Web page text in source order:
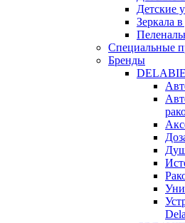
Детские
Зеркала
Специальные
Бренды
DELABIE